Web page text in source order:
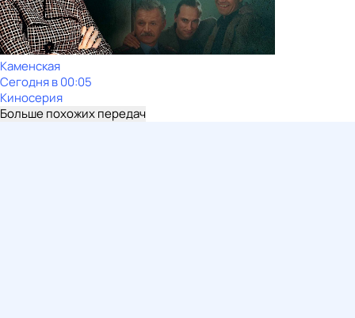
Каменская
Сегодня в 00:05
Киносерия
Больше похожих передач